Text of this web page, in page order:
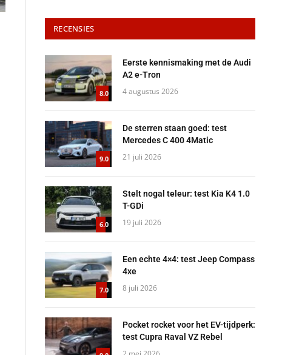
RECENSIES
8.0
Eerste kennismaking met de Audi
A2 e-Tron
4 augustus 2026
9.0
De sterren staan goed: test
Mercedes C 400 4Matic
21 juli 2026
6.0
Stelt nogal teleur: test Kia K4 1.0
T-GDi
19 juli 2026
7.0
Een echte 4×4: test Jeep Compass
4xe
8 juli 2026
Pocket rocket voor het EV-tijdperk:
test Cupra Raval VZ Rebel